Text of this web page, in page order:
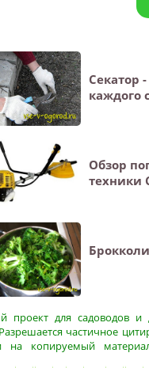
Секатор
каждого
Обзор
техники
проект для садоводов и
частичное
на копируемый